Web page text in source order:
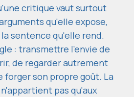
critique vaut surtout
qu'elle expose,
la sentence qu'elle rend.
: transmettre l'envie de
de regarder autrement
forger son propre goût. La
pas qu'aux